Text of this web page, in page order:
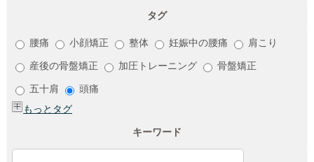
タグ
腰痛 小顔矯正 整体 妊娠中の腰痛 肩こり
産後の骨盤矯正 加圧トレーニング 骨盤矯正
五十肩
頭痛
もっとタグ
キーワード